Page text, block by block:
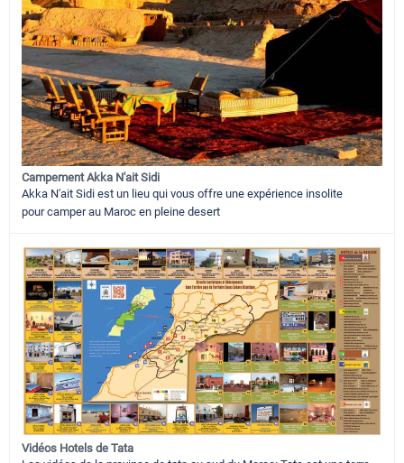
Campement Akka N'ait Sidi
Akka N'ait Sidi est un lieu qui vous offre une expérience insolite
pour camper au Maroc en pleine desert
Vidéos Hotels de Tata